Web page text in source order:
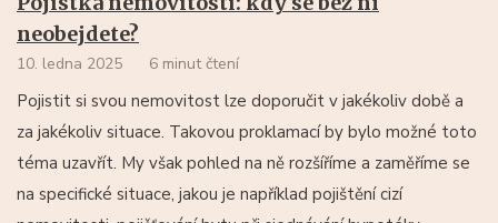
neobejdete?
10. ledna 2025 6 minut čtení
Pojistit si svou nemovitost lze doporučit v jakékoliv době a
za jakékoliv situace. Takovou proklamací by bylo možné toto
téma uzavřít. My však pohled na ně rozšíříme a zaměříme se
na specifické situace, jakou je například pojištění cizí